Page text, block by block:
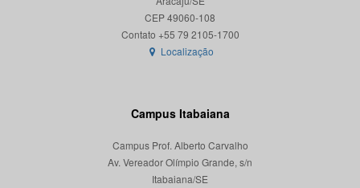
CEP 49060-108
Localização
Campus Itabaiana
Campus Prof. Alberto Carvalho
Av. Vereador Olímpio Grande, s/n
Itabaiana/SE